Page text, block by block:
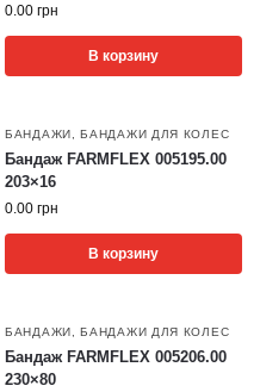
0.00 грн
В корзину
БАНДАЖИ ,БАНДАЖИ ДЛЯ КОЛЕС
Бандаж FARMFLEX 005195.00
203×16
0.00 грн
В корзину
БАНДАЖИ ,БАНДАЖИ ДЛЯ КОЛЕС
Бандаж FARMFLEX 005206.00
230×80